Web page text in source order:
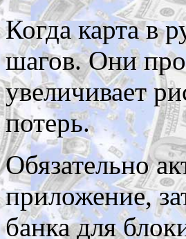
Когда карта в
шагов. Они
увеличивает
потерь.
Обязательно
приложение,
банка для